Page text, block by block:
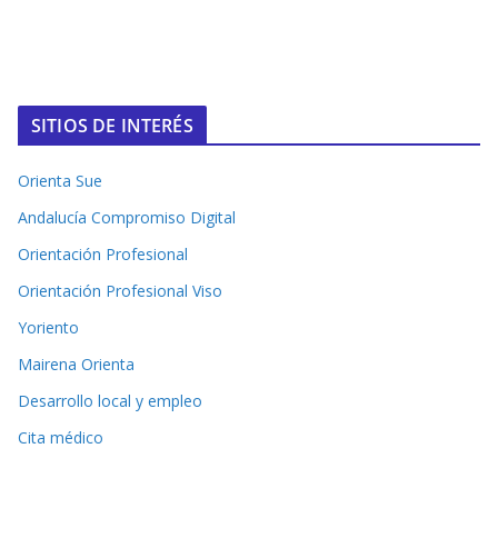
SITIOS DE INTERÉS
Orienta Sue
Andalucía Compromiso Digital
Orientación Profesional
Orientación Profesional Viso
Yoriento
Mairena Orienta
Desarrollo local y empleo
Cita médico